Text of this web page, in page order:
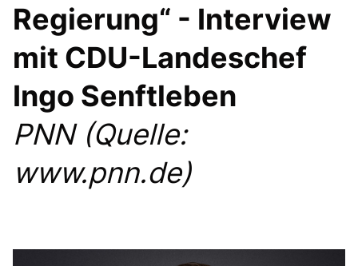
WAHLKREISBESUCHE
PRESSEFOTOS
MEIN BÜRGERBÜRO
MEIN WAHLKREIS
ZIELE
Redebeiträge
Anträge CDU
CDU Deutschland
Regierung“ - Interview
mit CDU-Landeschef
Ingo Senftleben
PNN (Quelle:
www.pnn.de)